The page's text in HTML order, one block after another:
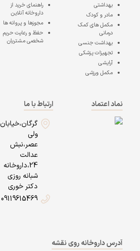
بهداشتی
مادر و کودک
مکمل های کمک
درمانی
بهداشت جنسی
تجهیزات پزشکی
آرایشی
مکمل ورزشی
راهنمای خرید از
داروخانه آنلاین
مجوزها و پروانه ها
حفظ و رعایت حریم
شخصی مشتریان
نماد اعتماد
ارتباط با ما
گرگان،خیابان
ولی
عصر،نبش
عدالت
24،داروخانه
شبانه روزی
دکتر خوری
09119615469
آدرس داروخانه روی نقشه